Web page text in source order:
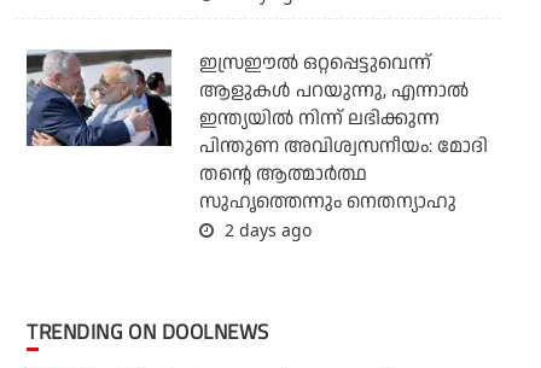
ഇസ്രഈല്‍ ഒറ്റപ്പെട്ടുവെന്ന്
ആളുകള്‍ പറയുന്നു, എന്നാല്‍
ഇന്ത്യയില്‍ നിന്ന് ലഭിക്കുന്ന
പിന്തുണ അവിശ്വസനീയം: മോദി
തന്റെ ആത്മാര്‍ത്ഥ
സുഹൃത്തെന്നും നെതന്യാഹു
2 days ago
TRENDING ON DOOLNEWS